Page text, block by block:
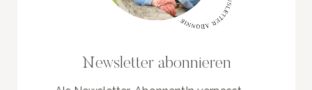
Newsletter abonnieren